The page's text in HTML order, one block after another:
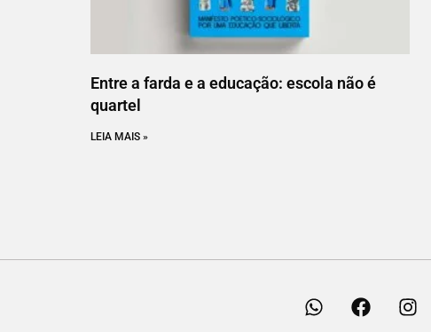
Entre a farda e a educação: escola não é
quartel
LEIA MAIS »